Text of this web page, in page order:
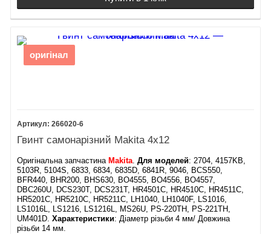
оригінал
266020-6
Гвинт самонарізний Makita 4х12
Оригінальна запчастина Makita.Для моделей: 2704, 4157KB,
5103R, 5104S, 6833, 6834, 6835D, 6841R, 9046, BCS550,
BFR440, BHR200, BHS630, BO4555, BO4556, BO4557,
DBC260U, DCS230T, DCS231T, HR4501C, HR4510C, HR4511C,
HR5201C, HR5210C, HR5211C, LH1040, LH1040F, LS1016,
LS1016L, LS1216, LS1216L, MS26U, PS-220TH, PS-221TH,
UM401D.Характеристики: Діаметр різьби 4 мм/ Довжина
різьби 14 мм.